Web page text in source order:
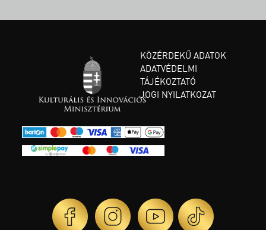
KÖZÉRDEKŰ ADATOK
ADATVÉDELMI
TÁJÉKOZTATÓ
JOGI NYILATKOZAT